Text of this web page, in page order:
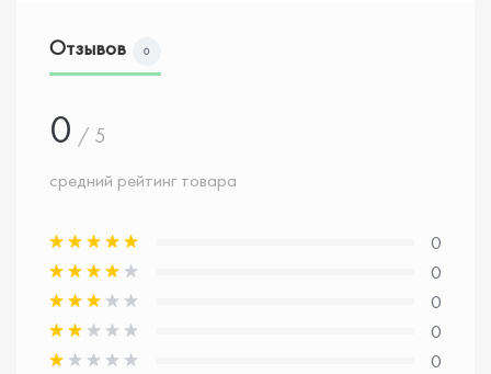
Отзывов 0
0 / 5
средний рейтинг товара
0
0
0
0
0